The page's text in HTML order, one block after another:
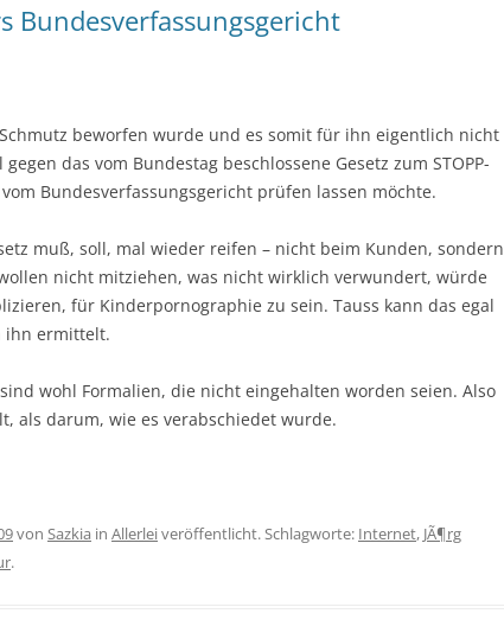
Bundesverfassungsgericht
beworfen wurde und es somit für ihn eigentlich nicht
das vom Bundestag beschlossene Gesetz zum STOPP-
Bundesverfassungsgericht prüfen lassen möchte.
muß, soll, mal wieder reifen – nicht beim Kunden, sondern
nicht mitziehen, was nicht wirklich verwundert, würde
für Kinderpornographie zu sein. Tauss kann das egal
ihn ermittelt.
wohl Formalien, die nicht eingehalten worden seien. Also
als darum, wie es verabschiedet wurde.
von Sazkia in Allerleiveröffentlicht. Schlagworte: Internet, JÃ¶rg
.